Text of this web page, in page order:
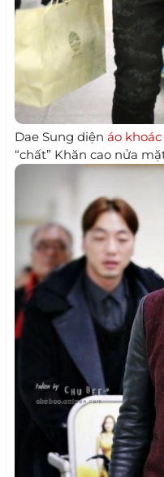
Dae Sung diện áo khoác
“chất” Khăn cao nửa